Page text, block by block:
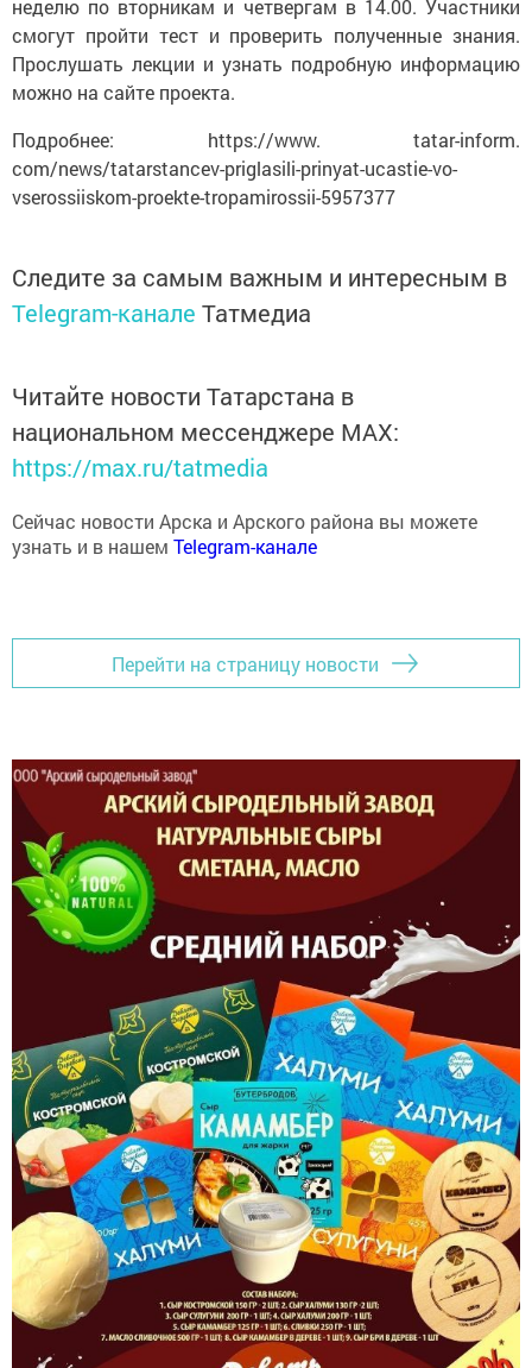
смогут пройти тест и проверить полученные знания.
Прослушать лекции и узнать подробную информацию
можно на сайте проекта.
Подробнее: https://www. tatar-inform.
com/news/tatarstancev-priglasili-prinyat-ucastie-vo-
vserossiiskom-proekte-tropamirossii-5957377
Следите за самым важным и интересным в
Telegram-канале Татмедиа
Читайте новости Татарстана в
национальном мессенджере MАХ:
https://max.ru/tatmedia
Сейчас новости Арска и Арского района вы можете
узнать и в нашемTelegram-канале
Перейти на страницу новости